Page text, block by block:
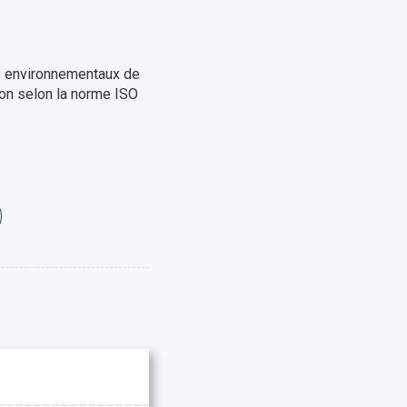
de
selon la norme ISO